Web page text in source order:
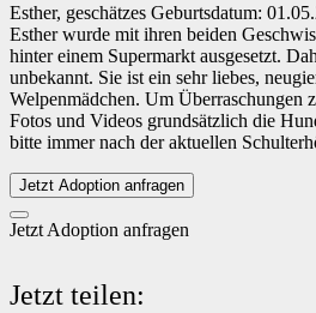
Esther, geschätzes Geburtsdatum:
Esther wurde mit ihren beiden
hinter einem Supermarkt ausgesetzt.
unbekannt. Sie ist ein sehr liebes,
Welpenmädchen. Um Überraschungen
Fotos und Videos grundsätzlich die
bitte immer nach der aktuellen
Jetzt Adoption anfragen
Jetzt Adoption anfragen
Jetzt teilen: